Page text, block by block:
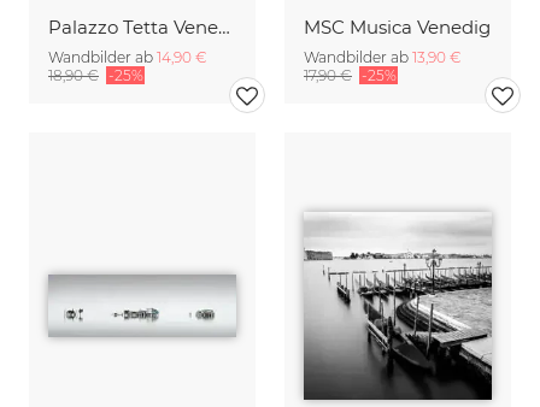
Palazzo Tetta Venedig
Wandbilder ab 14,90 €
18,90 € -25%
MSC Musica Venedig
Wandbilder ab 13,90 €
17,90 € -25%